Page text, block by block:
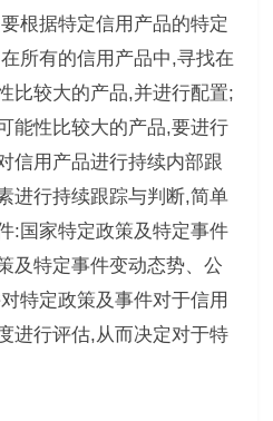
根据特定信用产品的特定
所有的信用产品中,寻找在
比较大的产品,并进行配置;
能性比较大的产品,要进行
信用产品进行持续内部跟
进行持续跟踪与判断,简单
:国家特定政策及特定事件
及特定事件变动态势、公
特定政策及事件对于信用
进行评估,从而决定对于特